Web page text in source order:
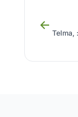
رصيد محمول إلى المشغلين المحليين : Telma,
→